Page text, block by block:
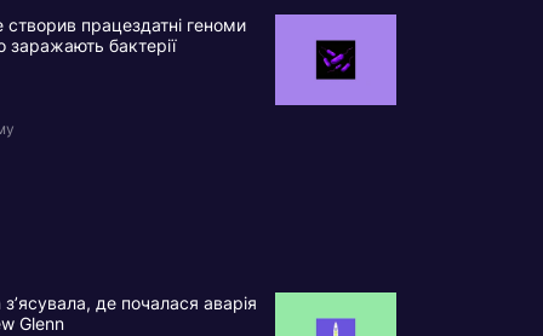
працездатні геноми
заражають бактерії
де почалася аварія
Glenn